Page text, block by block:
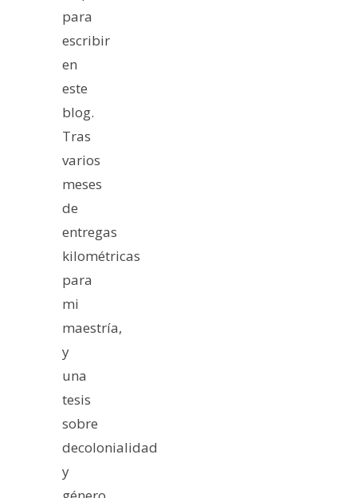
para
escribir
en
este
blog.
Tras
varios
meses
de
entregas
kilométricas
para
mi
maestría,
y
una
tesis
sobre
decolonialidad
y